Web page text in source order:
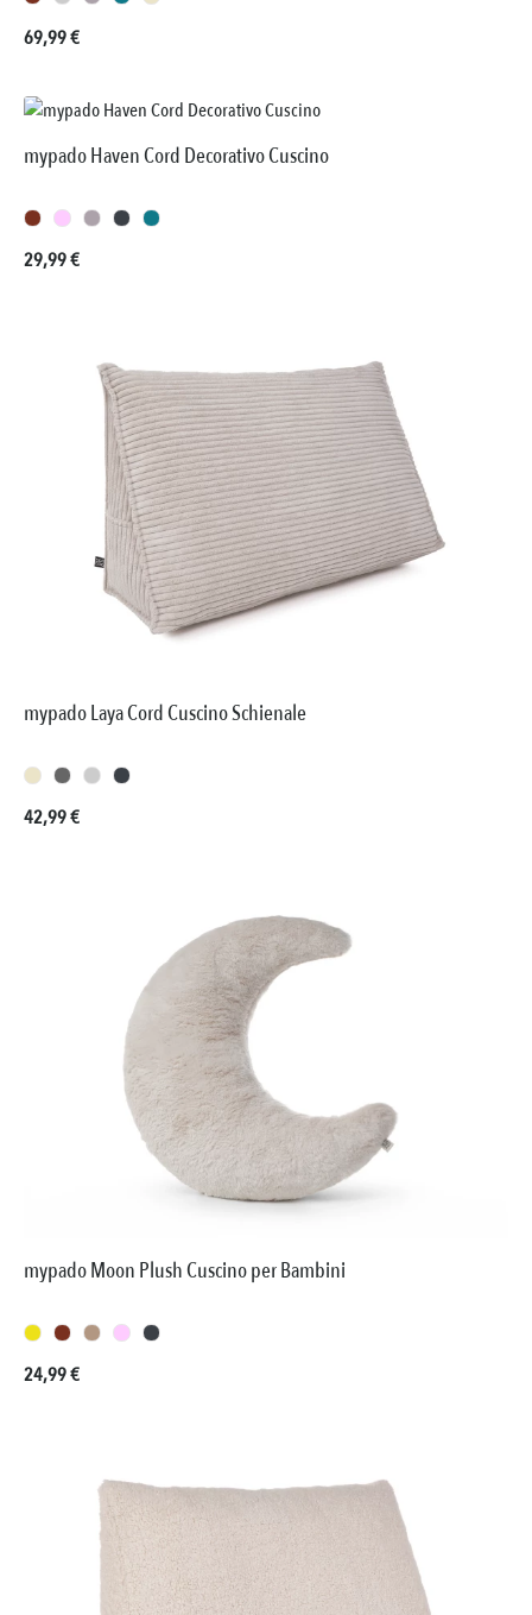
Prezzo normale:
69,99 €
mypado Haven Cord Decorativo Cuscino
Prezzo normale:
29,99 €
mypado Laya Cord Cuscino Schienale
Prezzo normale:
42,99 €
mypado Moon Plush Cuscino per Bambini
Prezzo normale:
24,99 €